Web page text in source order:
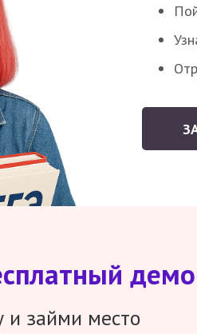
и займи место